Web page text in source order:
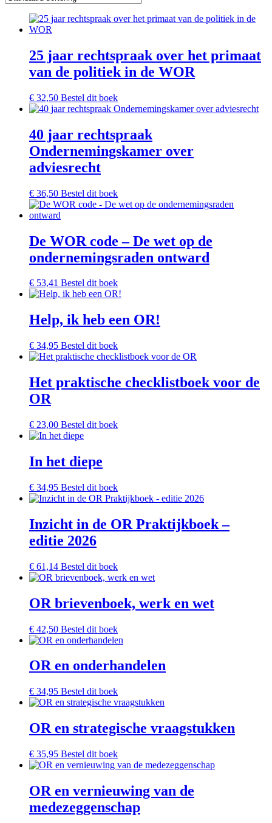
25 jaar rechtspraak over het primaat
van de politiek in de WOR
€ 32,50 Bestel dit boek
40 jaar rechtspraak
Ondernemingskamer over
adviesrecht
€ 36,50 Bestel dit boek
De WOR code – De wet op de
ondernemingsraden ontward
€ 53,41 Bestel dit boek
Help, ik heb een OR!
€ 34,95 Bestel dit boek
Het praktische checklistboek voor de
OR
€ 23,00 Bestel dit boek
In het diepe
€ 34,95 Bestel dit boek
Inzicht in de OR Praktijkboek –
editie 2026
€ 61,14 Bestel dit boek
OR brievenboek, werk en wet
€ 42,50 Bestel dit boek
OR en onderhandelen
€ 34,95 Bestel dit boek
OR en strategische vraagstukken
€ 35,95 Bestel dit boek
OR en vernieuwing van de
medezeggenschap